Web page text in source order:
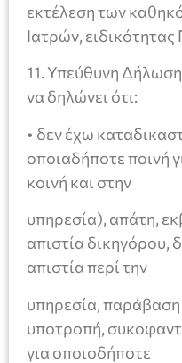
εκτέλεση των
Ιατρών, ειδικότητας
11. Υπεύθυνη
να δηλώνει ότι:
• δεν έχω
οποιαδήποτε ποινή
κοινή και στην
υπηρεσία), απάτη,
απιστία δικηγόρου,
απιστία περί την
υπηρεσία,
υποτροπή,
για οποιοδήποτε